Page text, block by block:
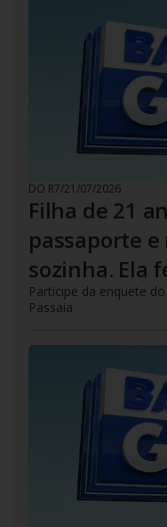
DO R7/21/07/2026
Filha de 21
passaporte
sozinha. Ela
Participe da enquete
Passaia